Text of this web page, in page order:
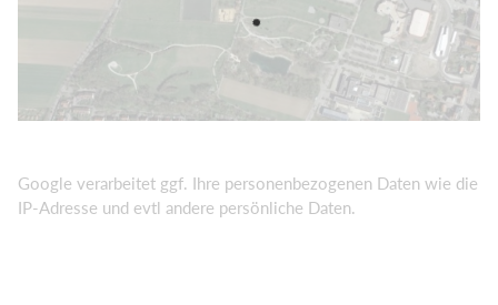
Google verarbeitet ggf. Ihre personenbezogenen Daten wie die
IP-Adresse und evtl andere persönliche Daten.